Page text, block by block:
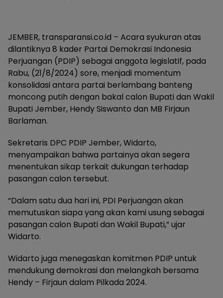
JEMBER, transparansi.co.id – Acara syukuran atas
dilantiknya 8 kader Partai Demokrasi Indonesia
Perjuangan (PDIP) sebagai anggota legislatif, pada
Rabu, (21/8/2024) sore, menjadi momentum
konsolidasi antara partai berlambang banteng
moncong putih dengan bakal calon Bupati dan Wakil
Bupati Jember, Hendy Siswanto dan MB Firjaun
Barlaman.
Sekretaris DPC PDIP Jember, Widarto,
menyampaikan bahwa partainya akan segera
menentukan sikap terkait dukungan terhadap
pasangan calon tersebut.
“Dalam satu dua hari ini, PDI Perjuangan akan
memutuskan siapa yang akan kami usung sebagai
pasangan calon Bupati dan Wakil Bupati,” ujar
Widarto.
Widarto juga menegaskan komitmen PDIP untuk
mendukung demokrasi dan melangkah bersama
Hendy – Firjaun dalam Pilkada 2024.